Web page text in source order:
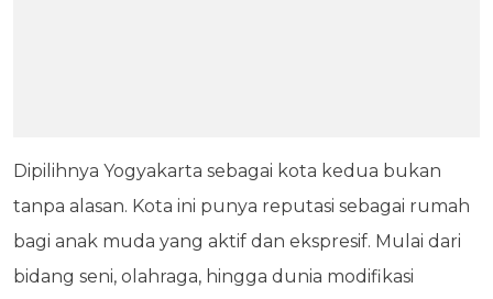
Dipilihnya Yogyakarta sebagai kota kedua bukan
tanpa alasan. Kota ini punya reputasi sebagai rumah
bagi anak muda yang aktif dan ekspresif. Mulai dari
bidang seni, olahraga, hingga dunia modifikasi